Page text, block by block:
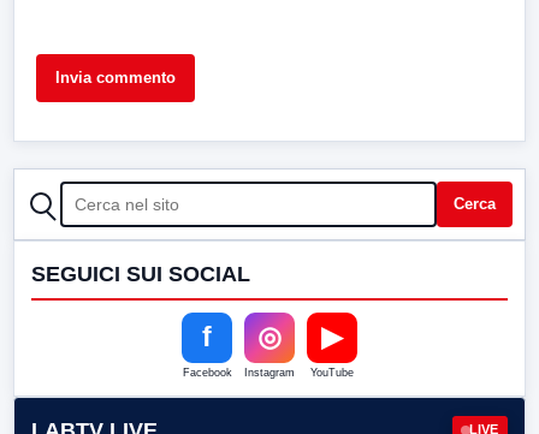
CERCA Cerca
SEGUICI SUI SOCIAL
f
Facebook
◎
Instagram
▶
YouTube
LIVE